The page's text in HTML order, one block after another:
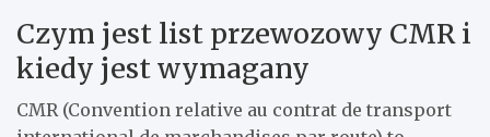
Czym jest list przewozowy CMR i
kiedy jest wymagany
CMR (Convention relative au contrat de transport